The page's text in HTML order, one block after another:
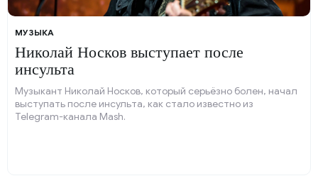
МУЗЫКА
Николай Носков выступает после
инсульта
Музыкант Николай Носков, который серьёзно болен, начал
выступать после инсульта, как стало известно из
Telegram-канала Mash.